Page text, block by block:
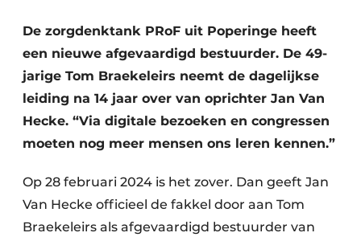
De zorgdenktank PRoF uit Poperinge heeft
een nieuwe afgevaardigd bestuurder. De 49-
jarige Tom Braekeleirs neemt de dagelijkse
leiding na 14 jaar over van oprichter Jan Van
Hecke. “Via digitale bezoeken en congressen
moeten nog meer mensen ons leren kennen.”
Op 28 februari 2024 is het zover. Dan geeft Jan
Van Hecke officieel de fakkel door aan Tom
Braekeleirs als afgevaardigd bestuurder van